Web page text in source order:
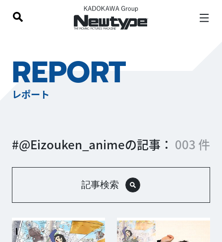
REPORT
レポート
#@Eizouken_animeの記事： 003 件
記事検索